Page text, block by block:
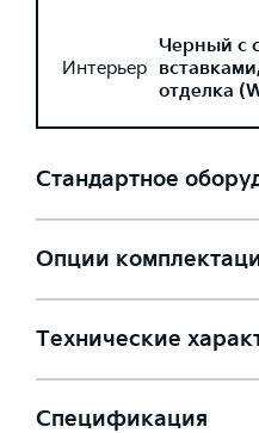
Интерьер
Черный с
отделка
Стандартное
Опции
Технические
Спецификация